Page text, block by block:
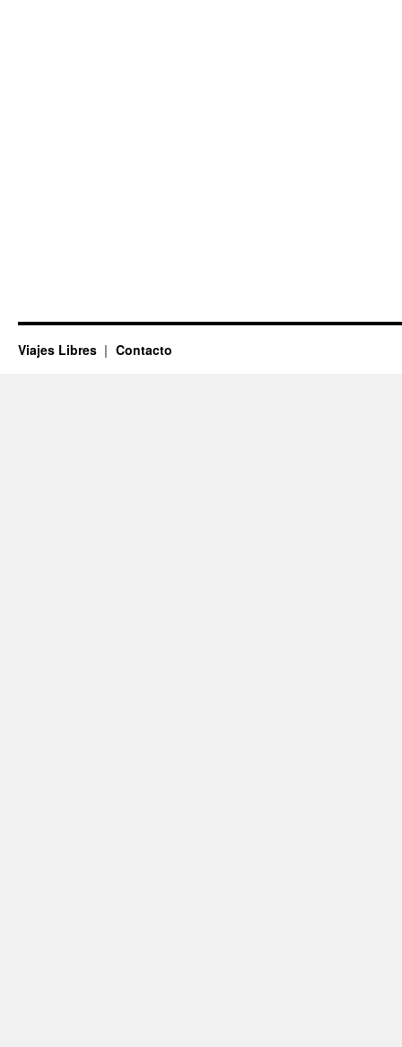
Viajes Libres Contacto